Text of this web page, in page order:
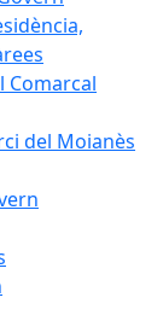
Comarcal
del Moianès